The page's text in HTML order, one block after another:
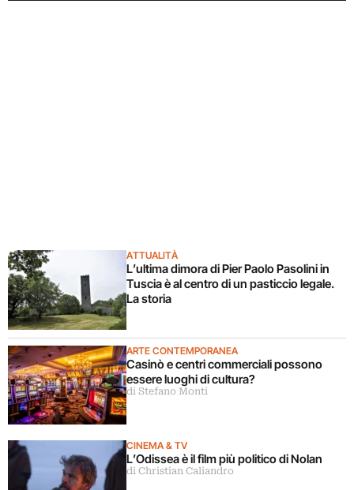
ATTUALITÀ
L’ultima dimora di Pier Paolo Pasolini in
Tuscia è al centro di un pasticcio legale.
La storia
ARTE CONTEMPORANEA
Casinò e centri commerciali possono
essere luoghi di cultura?
di Stefano Monti
CINEMA & TV
L’Odissea è il film più politico di Nolan
di Christian Caliandro